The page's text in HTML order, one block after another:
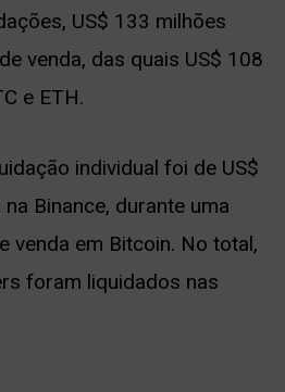
US$ 133 milhões
venda, das quais US$ 108
e ETH.
individual foi de US$
Binance, durante uma
venda em Bitcoin. No total,
foram liquidados nas